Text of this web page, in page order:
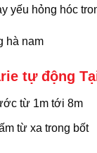
yếu hỏng hóc
tự động
từ 1m tới 8m
từ xa trong bốt